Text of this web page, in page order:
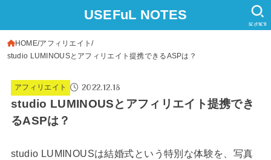
USEFuL NOTES
SEARCH
HOME アフィリエイト
studio LUMINOUSとアフィリエイト提携できるASPは？
アフィリエイト 2022.12.18
studio LUMINOUSとアフィリエイト提携でき
るASPは？
studio LUMINOUSは結婚式という特別な体験を、写真